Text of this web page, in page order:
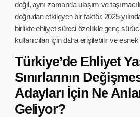
değil, aynı zamanda ulaşım ve
doğrudan etkileyen bir faktör. 2025
birlikte ehliyet süreci özellikle genç
kullanıcıları için daha erişilebilir ve
Türkiye’de Ehliyet
Sınırlarının
Adayları İçin Ne
Geliyor?